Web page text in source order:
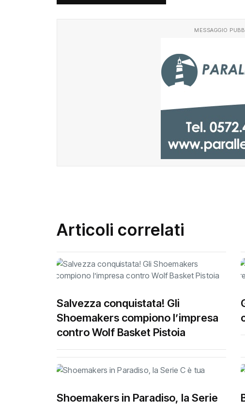
MESSAGGIO
Articoli correlati
Salvezza conquistata! Gli
Shoemakers compiono l’impresa
contro Wolf Basket Pistoia
Shoemakers in Paradiso, la Serie